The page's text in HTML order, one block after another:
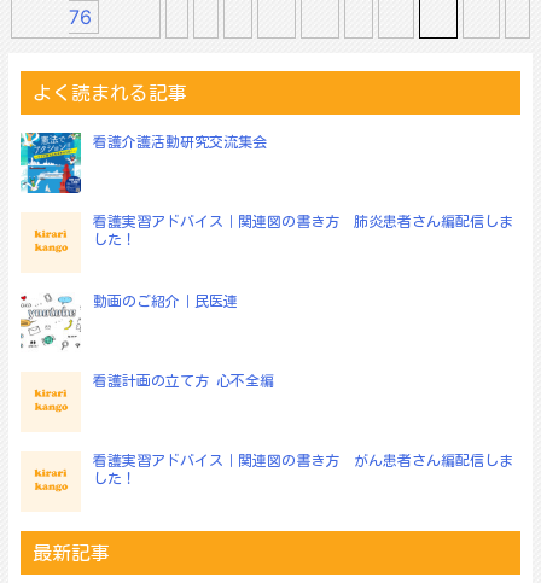
76
よく読まれる記事
看護介護活動研究交流集会
看護実習アドバイス｜関連図の書き方 肺炎患者さん編配信しま
した！
動画のご紹介｜民医連
看護計画の立て方 心不全編
看護実習アドバイス｜関連図の書き方 がん患者さん編配信しま
した！
最新記事